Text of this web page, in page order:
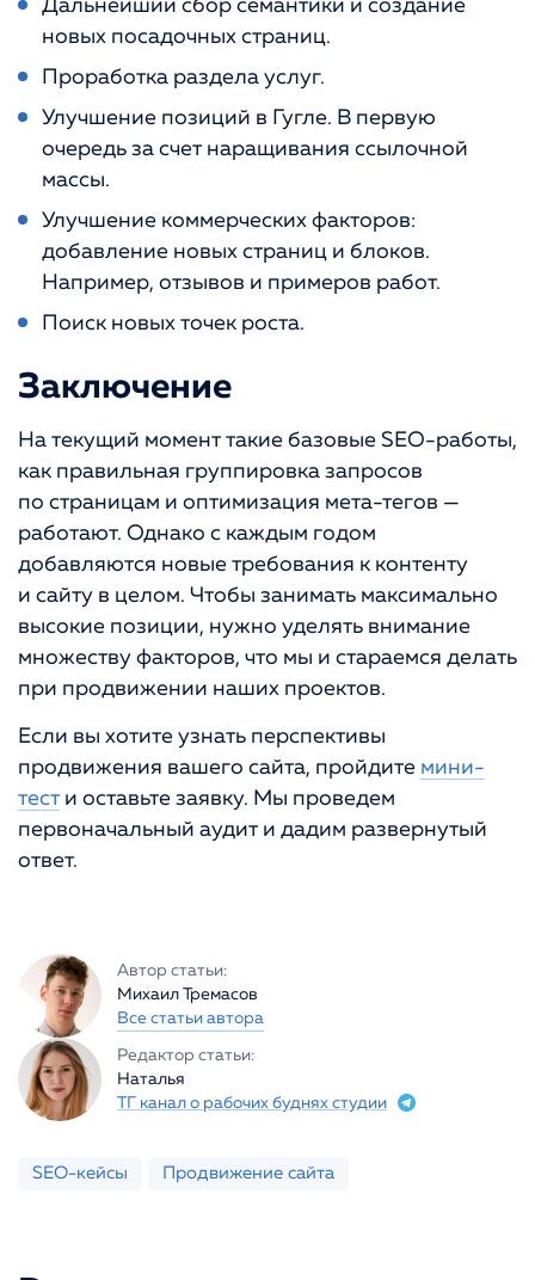
Дальнейший сбор семантики и создание
новых посадочных страниц.
Проработка раздела услуг.
Улучшение позиций в Гугле. В первую
очередь за счет наращивания ссылочной
массы.
Улучшение коммерческих факторов:
добавление новых страниц и блоков.
Например, отзывов и примеров работ.
Поиск новых точек роста.
Заключение
На текущий момент такие базовые SEO-работы,
как правильная группировка запросов
по страницам и оптимизация мета-тегов —
работают. Однако с каждым годом
добавляются новые требования к контенту
и сайту в целом. Чтобы занимать максимально
высокие позиции, нужно уделять внимание
множеству факторов, что мы и стараемся делать
при продвижении наших проектов.
Если вы хотите узнать перспективы
продвижения вашего сайта, пройдите мини-
тест и оставьте заявку. Мы проведем
первоначальный аудит и дадим развернутый
ответ.
Автор статьи:
Михаил Тремасов
Все статьи автора
Редактор статьи:
Наталья
ТГ канал о рабочих буднях студии
SEO-кейсы Продвижение сайта